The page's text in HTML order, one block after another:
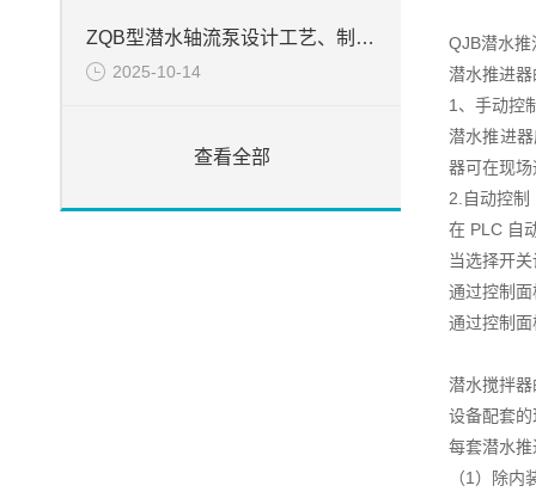
ZQB型潜水轴流泵设计工艺、制造和装配工艺说明
2025-10-14
查看全部
QJB潜水
潜水推进
1、手动控
潜水推进
器可在现
2.自动控制
在 PLC 自
当选择开
通过控制
通过控制
潜水搅拌
设备配套
每套潜水
（1）除